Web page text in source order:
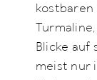
kostbaren
Blicke auf
meist nur